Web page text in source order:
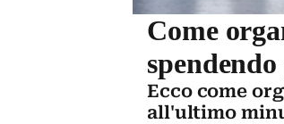
Come
spendendo
Ecco come
all'ultimo